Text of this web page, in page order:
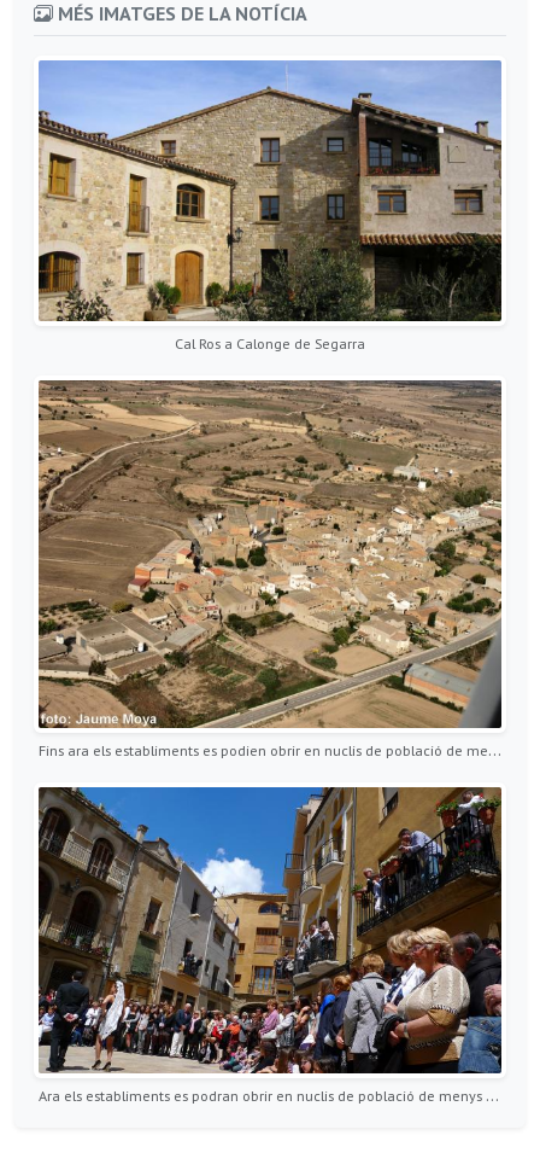
MÉS IMATGES DE LA NOTÍCIA
Cal Ros a Calonge de Segarra
Fins ara els establiments es podien obrir en nuclis de població de menys de 1.000 habitants
Ara els establiments es podran obrir en nuclis de població de menys de 2.000 habitants